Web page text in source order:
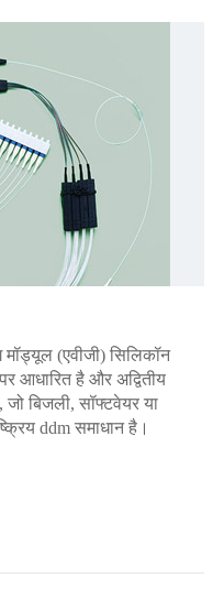
(एवीजी) सिलिकॉन
आधारित है और अद्वितीय
बिजली, सॉफ्टवेयर या
ddm समाधान है।